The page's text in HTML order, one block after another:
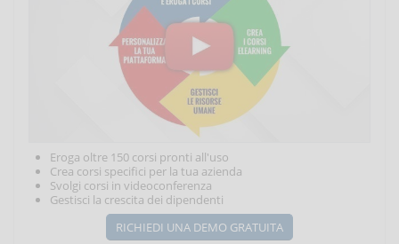
Eroga oltre 150 corsi pronti all'uso
Crea corsi specifici per la tua azienda
Svolgi corsi in videoconferenza
Gestisci la crescita dei dipendenti
RICHIEDI UNA DEMO GRATUITA